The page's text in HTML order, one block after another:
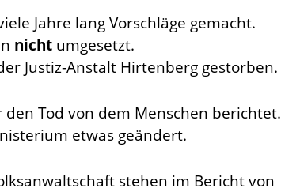
Jahre lang Vorschläge gemacht.
nichtumgesetzt.
Justiz-Anstalt Hirtenberg gestorben.
Tod von dem Menschen berichtet.
etwas geändert.
stehen im Bericht von